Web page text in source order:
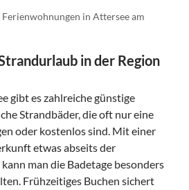
in Attersee am
in der Region
gibt es zahlreiche günstige
Strandbäder, die oft nur eine
oder kostenlos sind. Mit einer
etwas abseits der
man die Badetage besonders
Frühzeitiges Buchen sichert